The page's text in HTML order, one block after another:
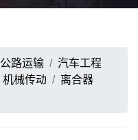
公路运输
汽车工程
机械传动
离合器